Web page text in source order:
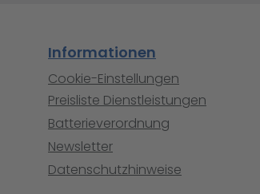
Informationen
Cookie-Einstellungen
Preisliste Dienstleistungen
Batterieverordnung
Newsletter
Datenschutzhinweise